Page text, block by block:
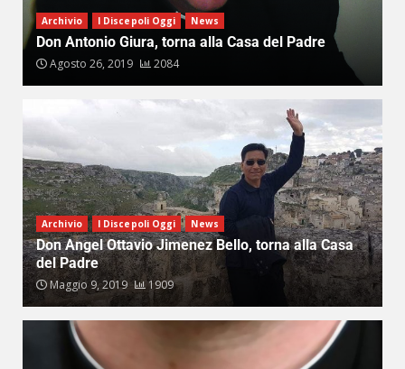
Archivio I Discepoli Oggi News
Don Antonio Giura, torna alla Casa del Padre
Agosto 26, 2019 2084
Archivio I Discepoli Oggi News
Don Angel Ottavio Jimenez Bello, torna alla Casa
del Padre
Maggio 9, 2019 1909